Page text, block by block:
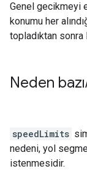
Genel gecikmeyi
konumu her
topladıktan sonra
Neden bazı
speedLimits
nedeni, yol
istenmesidir.